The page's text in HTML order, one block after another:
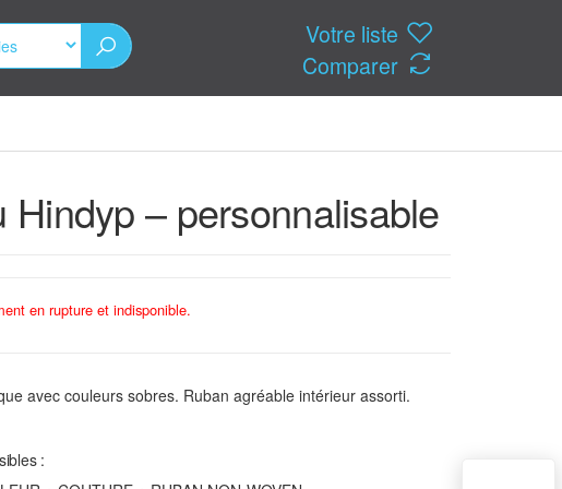
Votre liste
Comparer
Hindyp – personnalisable
en rupture et indisponible.
avec couleurs sobres. Ruban agréable intérieur assorti.
: